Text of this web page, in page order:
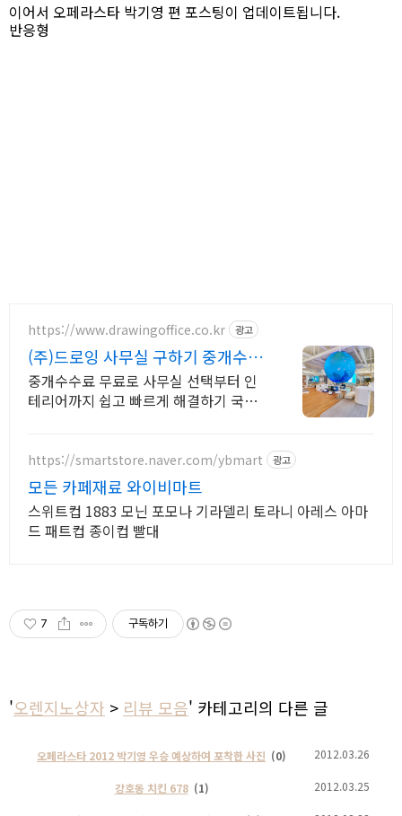
이어서 오페라스타 박기영 편 포스팅이 업데이트됩니다.
반응형
https://www.drawingoffice.co.kr 광고
(주)드로잉 사무실 구하기 중개수수
료 무료!
중개수수료 무료로 사무실 선택부터 인
테리어까지 쉽고 빠르게 해결하기 국내
https://smartstore.naver.com/ybmart 광고
모든 카페재료 와이비마트
스위트컵 1883 모닌 포모나 기라델리 토라니 아레스 아마
드 패트컵 종이컵 빨대
7 구독하기
'오렌지노상자 > 리뷰 모음' 카테고리의 다른 글
오페라스타 2012 박기영 우승 예상하여 포착한 사진 (0) 2012.03.26
강호동 치킨 678 (1) 2012.03.25